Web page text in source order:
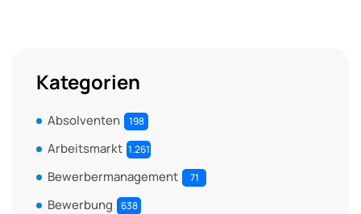
Kategorien
Absolventen 198
Arbeitsmarkt 1.261
Bewerbermanagement 71
Bewerbung 638